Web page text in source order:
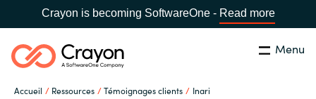
Crayon is becoming SoftwareOne - Read more
Menu
Accueil Ressources Témoignages clients Inari
Rechercher Fermer